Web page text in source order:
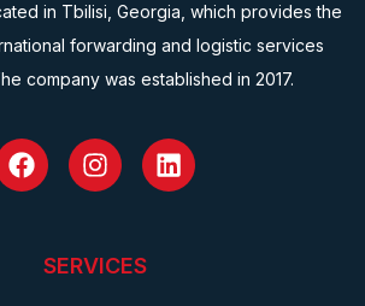
in Tbilisi, Georgia, which provides the
forwarding and logistic services
company was established in 2017.
SERVICES